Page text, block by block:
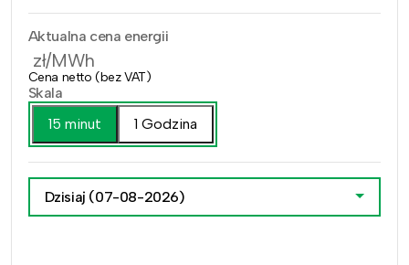
Aktualna cena energii
zł/MWh
Cena netto (bez VAT)
Skala
15 minut
1 Godzina
Dzisiaj (07-08-2026)